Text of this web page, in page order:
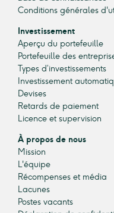
Conditions générales
Investissement
Aperçu du portefeuille
Portefeuille des
Types d’investissements
Investissement
Devises
Retards de paiement
Licence et supervision
À propos de nous
Mission
L'équipe
Récompenses et média
Lacunes
Postes vacants